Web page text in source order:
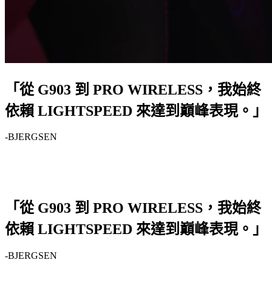
「從 G903 到 PRO WIRELESS，我始終
依賴 LIGHTSPEED 來達到巔峰表現。」
-BJERGSEN
「從 G903 到 PRO WIRELESS，我始終
依賴 LIGHTSPEED 來達到巔峰表現。」
-BJERGSEN